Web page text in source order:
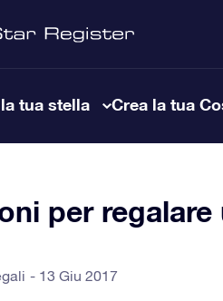
tua stella Crea la tua
per regalare
13 Giu 2017